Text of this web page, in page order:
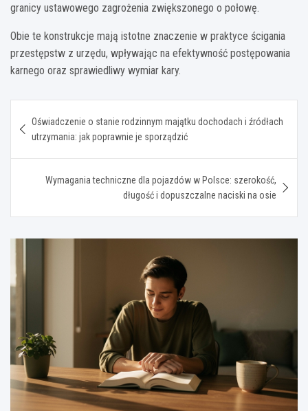
granicy ustawowego zagrożenia zwiększonego o połowę.
Obie te konstrukcje mają istotne znaczenie w praktyce ścigania
przestępstw z urzędu, wpływając na efektywność postępowania
karnego oraz sprawiedliwy wymiar kary.
wpisu
Oświadczenie o stanie rodzinnym majątku dochodach i źródłach
utrzymania: jak poprawnie je sporządzić
Wymagania techniczne dla pojazdów w Polsce: szerokość,
długość i dopuszczalne naciski na osie